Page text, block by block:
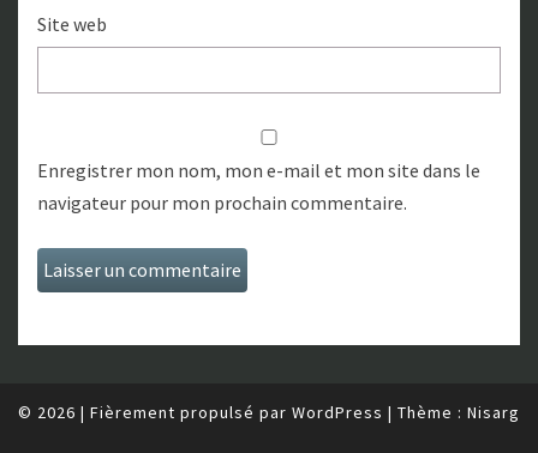
Site web
Enregistrer mon nom, mon e-mail et mon site dans le
navigateur pour mon prochain commentaire.
© 2026 | Fièrement propulsé par WordPress | Thème : Nisarg